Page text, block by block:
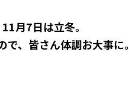
月7日は立冬。
で、皆さん体調お大事に。